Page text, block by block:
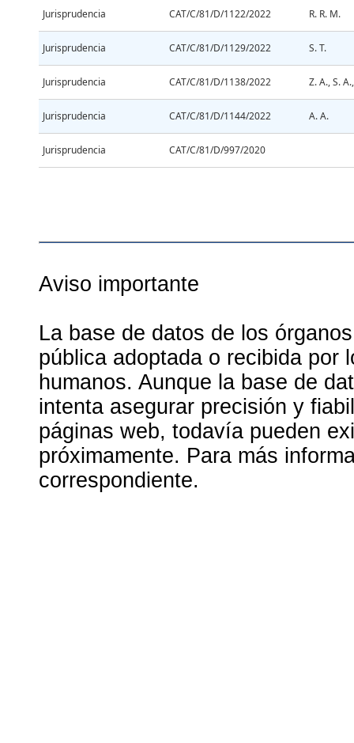
Jurisprudencia CAT/C/81/D/1122/2022 R. R. M.
Jurisprudencia CAT/C/81/D/1129/2022 S. T.
Jurisprudencia CAT/C/81/D/1138/2022 Z. A., S.
Jurisprudencia CAT/C/81/D/1144/2022 A. A.
Jurisprudencia CAT/C/81/D/997/2020
Aviso importante
La base de datos de los
pública adoptada o recibida por
humanos. Aunque la base de
intenta asegurar precisión y
páginas web, todavía pueden
próximamente. Para más
correspondiente.